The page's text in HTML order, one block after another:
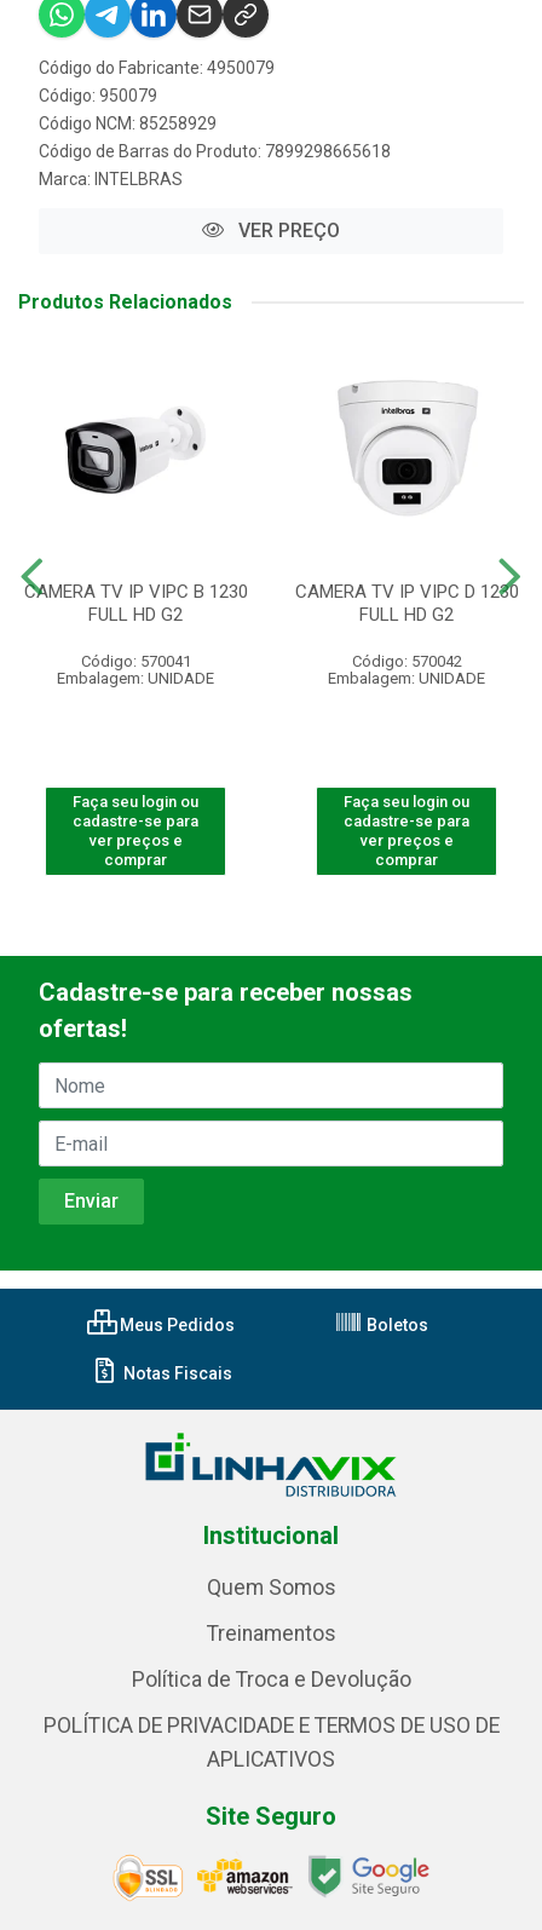
Código do Fabricante: 4950079
Código: 950079
Código NCM: 85258929
Código de Barras do Produto: 7899298665618
Marca: INTELBRAS
VER PREÇO
Produtos Relacionados
CAMERA TV IP VIPC B 1230
FULL HD G2
Código: 570041
Embalagem: UNIDADE
Faça seu login ou
cadastre-se para
ver preços e
comprar
CAMERA TV IP VIPC D 1230
FULL HD G2
Código: 570042
Embalagem: UNIDADE
Faça seu login ou
cadastre-se para
ver preços e
comprar
Cadastre-se para receber nossas
ofertas!
Meus Pedidos Boletos
Notas Fiscais
Institucional
Quem Somos
Treinamentos
Política de Troca e Devolução
POLÍTICA DE PRIVACIDADE E TERMOS DE USO DE
APLICATIVOS
Site Seguro